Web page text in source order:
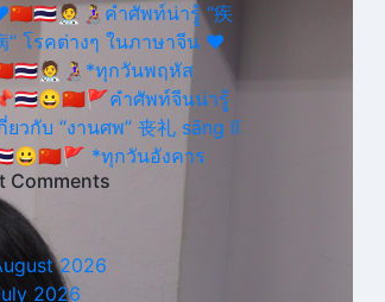
คำศัพท์น่ารู้ “疾
” โรคต่างๆ ในภาษาจีน ❤️
ทุกวันพฤหัส
คำศัพท์จีนน่ารู้
ยวกับ “งานศพ” 丧礼 sāng lǐ
*ทุกวันอังคาร
Comments
2026
2026